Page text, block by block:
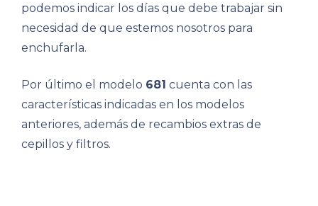
podemos indicar los días que debe trabajar sin
necesidad de que estemos nosotros para
enchufarla.
Por último el modelo 681 cuenta con las
características indicadas en los modelos
anteriores, además de recambios extras de
cepillos y filtros.